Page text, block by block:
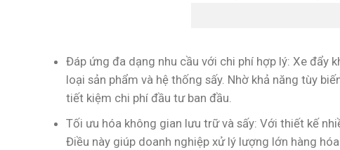
Đáp ứng đa dạng nhu cầu với chi phí hợp lý: Xe đẩy
loại sản phẩm và hệ thống sấy. Nhờ khả năng tùy
tiết kiệm chi phí đầu tư ban đầu.
Tối ưu hóa không gian lưu trữ và sấy: Với thiết kế
Điều này giúp doanh nghiệp xử lý lượng lớn hàng